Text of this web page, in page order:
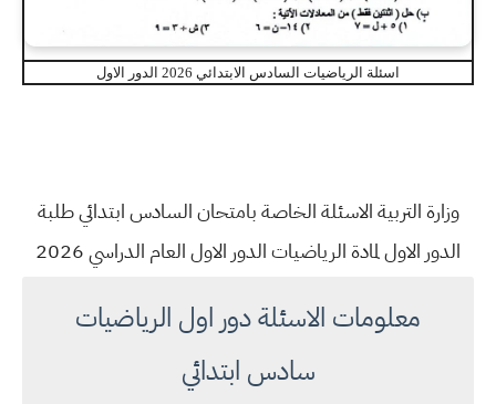
اسئلة الرياضيات السادس الابتدائي 2026 الدور الاول
وزارة التربية الاسئلة الخاصة بامتحان السادس ابتدائي طلبة
الدور الاول لمادة الرياضيات الدور الاول العام الدراسي 2026
معلومات الاسئلة دور اول الرياضيات
سادس ابتدائي